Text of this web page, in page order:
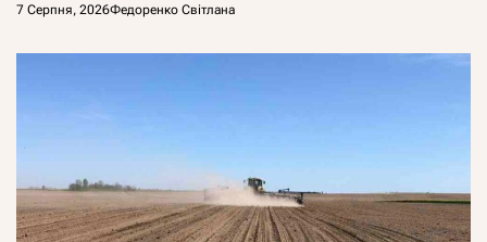
7 Серпня, 2026Федоренко Світлана